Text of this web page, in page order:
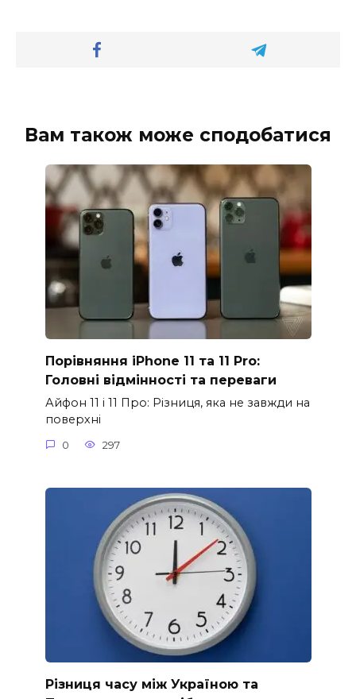
Вам також може сподобатися
Порівняння iPhone 11 та 11 Pro:
Головні відмінності та переваги
Айфон 11 і 11 Про: Різниця, яка не завжди на
поверхні
0 297
Різниця часу між Україною та